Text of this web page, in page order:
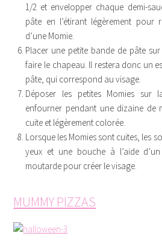
1/2 et envelopper chaque demi-
pâte en l’étirant légèrement pour
d’une Momie.
Placer une petite bande de pâte
faire le chapeau. Il restera donc un
pâte, qui correspond au visage.
Déposer les petites Momies sur
enfourner pendant une dizaine de
cuite et légèrement colorée.
Lorsque les Momies sont cuites, les
yeux et une bouche à l’aide
moutarde pour créer le visage.
MUMMY PIZZAS